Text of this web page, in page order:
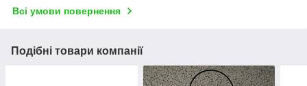
Всі умови повернення
Подібні товари компанії